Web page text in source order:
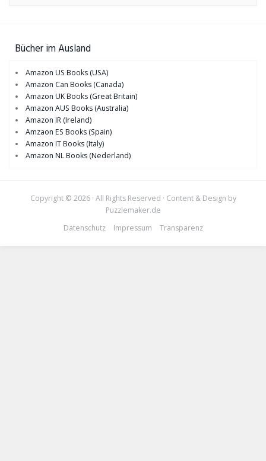
Bücher im Ausland
Amazon US Books (USA)
Amazon Can Books (Canada)
Amazon UK Books (Great Britain)
Amazon AUS Books (Australia)
Amazon IR (Ireland)
Amzaon ES Books (Spain)
Amazon IT Books (Italy)
Amazon NL Books (Nederland)
Copyright © 2026 · All Rights Reserved · Content & Design by
Puzzlemaker.de
Datenschutz
Impressum Transparenz